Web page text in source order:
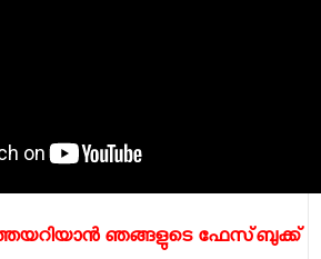
ഞങ്ങളുടെ ഫേസ്‌ബുക്ക്‌